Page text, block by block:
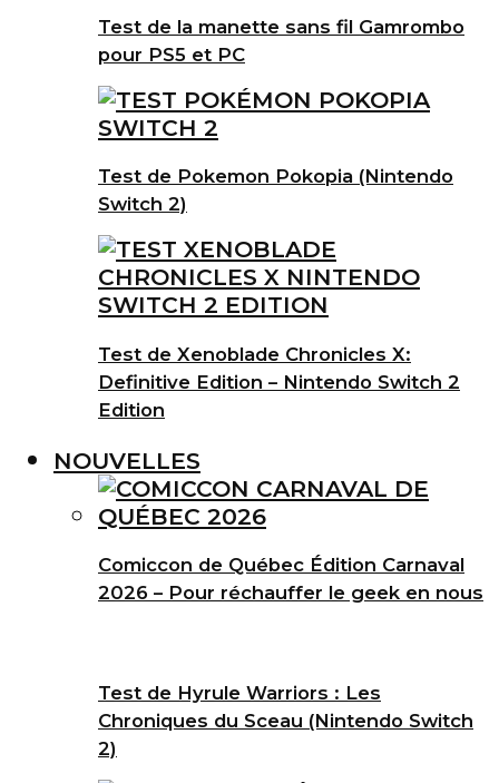
Test de la manette sans fil Gamrombo
pour PS5 et PC
Test de Pokemon Pokopia (Nintendo
Switch 2)
Test de Xenoblade Chronicles X:
Definitive Edition – Nintendo Switch 2
Edition
NOUVELLES
Comiccon de Québec Édition Carnaval
2026 – Pour réchauffer le geek en nous
Test de Hyrule Warriors : Les
Chroniques du Sceau (Nintendo Switch
2)